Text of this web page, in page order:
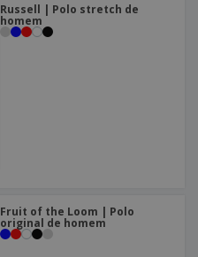
Russell | Polo stretch de
homem
Fruit of the Loom | Polo
original de homem